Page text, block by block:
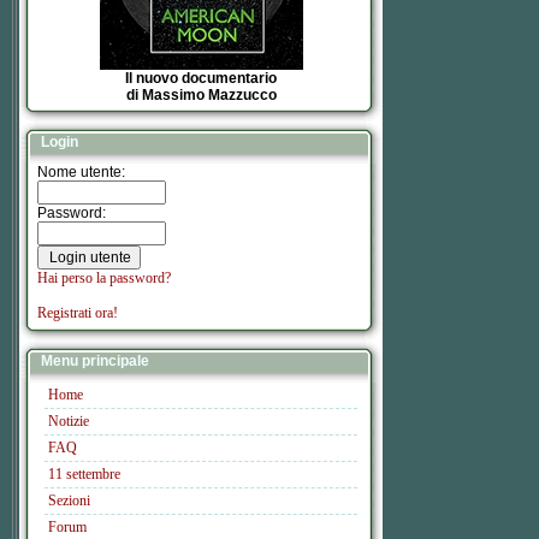
Il nuovo documentario
di Massimo Mazzucco
Login
Nome utente:
Password:
Hai perso la password?
Registrati ora!
Menu principale
Home
Notizie
FAQ
11 settembre
Sezioni
Forum